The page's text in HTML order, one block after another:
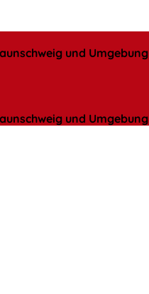
und Umgebung
und Umgebung